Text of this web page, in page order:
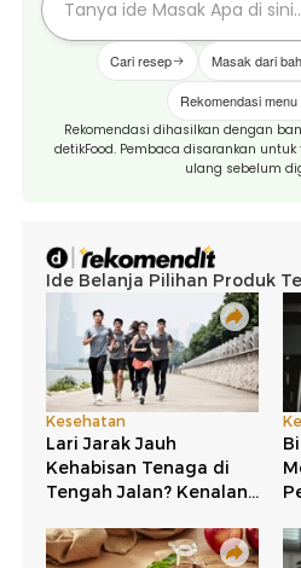
Cari resep Masak dari
Rekomendasi
Rekomendasi dihasilkan dengan
detikFood. Pembaca disarankan
ulang sebelum